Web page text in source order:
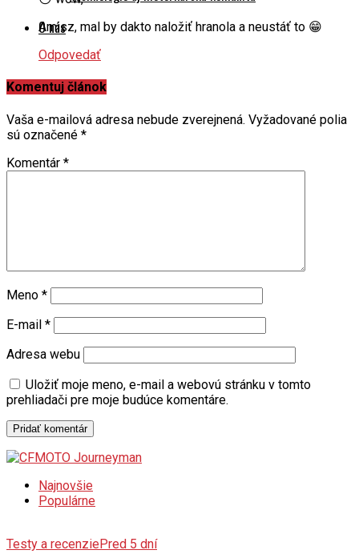
O nás
Amisz, mal by dakto naložiť hranola a neustáť to 😁
Odpovedať
Komentuj článok
Vaša e-mailová adresa nebude zverejnená. Vyžadované polia
sú označené *
Komentár *
Meno *
E-mail *
Adresa webu
Uložiť moje meno, e-mail a webovú stránku v tomto
prehliadači pre moje budúce komentáre.
Najnovšie
Populárne
Testy a recenziePred 5 dní